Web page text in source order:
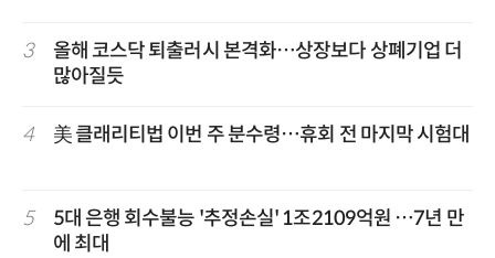
3
올해 코스닥 퇴출러시 본격화…상장보다 상폐기업 더
많아질듯
4 美 클래리티법 이번 주 분수령…휴회 전 마지막 시험대
5
5대 은행 회수불능 '추정손실' 1조2109억원 …7년 만
에 최대